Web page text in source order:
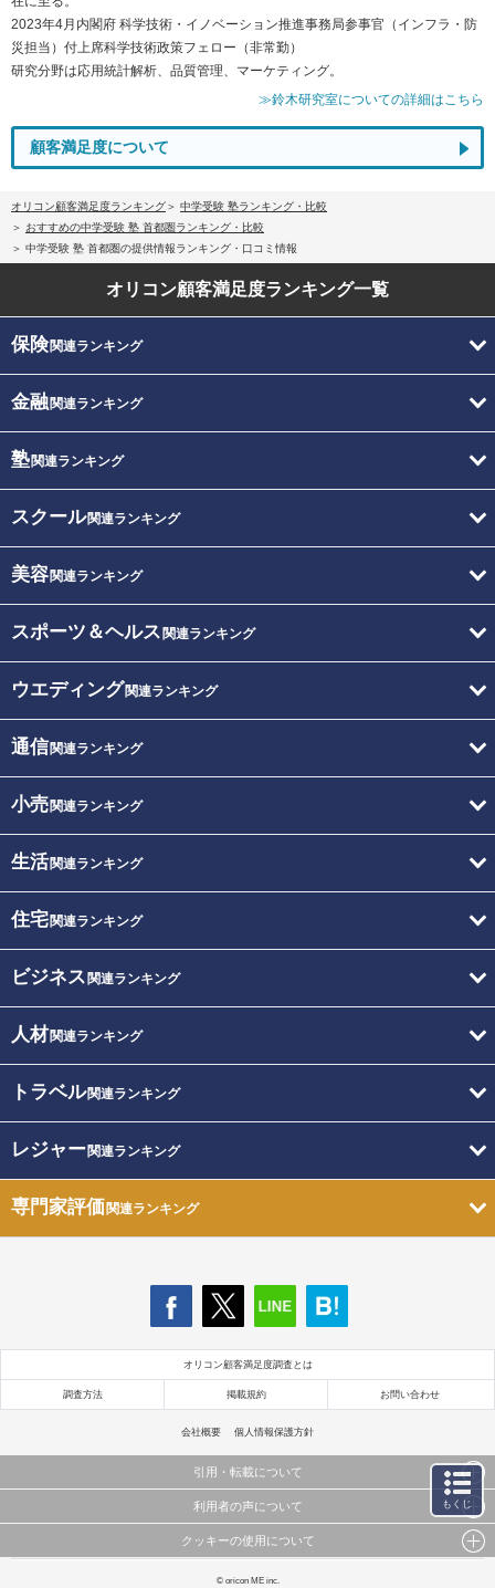
2023年4月内閣府 科学技術・イノベーション推進事務局参事官（インフラ・防
災担当）付上席科学技術政策フェロー（非常勤）
研究分野は応用統計解析、品質管理、マーケティング。
≫鈴木研究室についての詳細はこちら
顧客満足度について
オリコン顧客満足度ランキング
中学受験 塾ランキング・比較
おすすめの中学受験 塾 首都圏ランキング・比較
中学受験 塾 首都圏の提供情報ランキング・口コミ情報
オリコン顧客満足度ランキング一覧
保険関連ランキング
金融関連ランキング
塾関連ランキング
スクール関連ランキング
美容関連ランキング
スポーツ＆ヘルス 関連ランキング
ウエディング関連ランキング
通信関連ランキング
小売関連ランキング
生活関連ランキング
住宅関連ランキング
ビジネス 関連ランキング
人材関連ランキング
トラベル関連ランキング
レジャー関連ランキング
専門家評価関連ランキング
オリコン顧客満足度調査とは
調査方法 掲載規約 お問い合わせ
会社概要 個人情報保護方針
引用・転載について
当サイトで公開されている情報（文字、写真、イラスト、画像データ等）及びこれらの配置・
これらの情報を権利者の許可なく無断転載・複製などの二次利用を行うことは固く禁じており
利用者の声について
当サイトに掲載している内容はすべてサービスの利用者が提出された見解・感想です。
弊社の見解・ 意見ではないことをご理解いただいた上でご覧ください。
クッキーの使用について
このサイトでは Cookie を使用して、ユーザーに合わせたコンテンツや広告の表示、ソーシャル
© oricon ME inc.
もくじ